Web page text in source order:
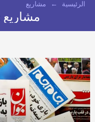
الرئيسية ← مشاريع
مشاريع